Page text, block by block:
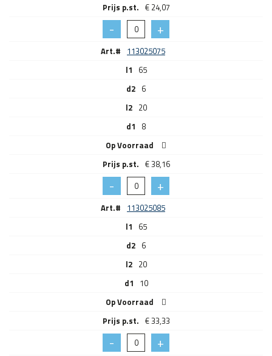
€24,07
Art.# 113025075
l1 65
d2 6
l2 20
d1 8
Op Voorraad
€38,16
Art.# 113025085
l1 65
d2 6
l2 20
d1 10
Op Voorraad
€33,33